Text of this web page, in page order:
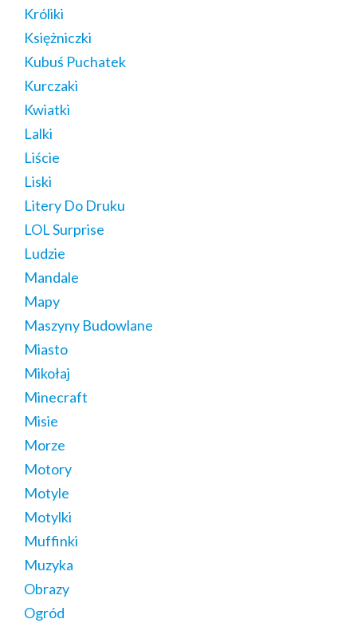
Króliki
Księżniczki
Kubuś Puchatek
Kurczaki
Kwiatki
Lalki
Liście
Liski
Litery Do Druku
LOL Surprise
Ludzie
Mandale
Mapy
Maszyny Budowlane
Miasto
Mikołaj
Minecraft
Misie
Morze
Motory
Motyle
Motylki
Muffinki
Muzyka
Obrazy
Ogród